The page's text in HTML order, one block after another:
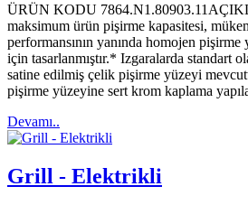
ÜRÜN KODU
maksimum ürün pişirme kapasitesi,
performansının yanında homojen pişirme
için tasarlanmıştır.* Izgaralarda standart
satine edilmiş çelik pişirme yüzeyi
pişirme yüzeyine sert krom kaplama
Devamı..
Grill - Elektrikli